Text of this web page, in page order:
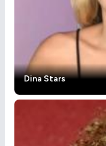
Dina Stars